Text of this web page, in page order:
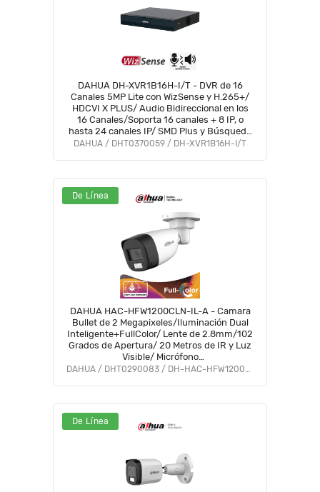
DAHUA DH-XVR1B16H-I/T - DVR de 16
Canales 5MP Lite con WizSense y H.265+/
HDCVI X PLUS/ Audio Bidireccional en los
16 Canales/Soporta 16 canales + 8 IP, o
hasta 24 canales IP/ SMD Plus y Búsqueda
Int. de Humanos y Vehículos/Compatible
DAHUA / DHT0370059 / DH-XVR1B16H-I/T
De Línea
DAHUA HAC-HFW1200CLN-IL-A - Camara
Bullet de 2 Megapixeles/Iluminación Dual
Inteligente+FullColor/ Lente de 2.8mm/102
Grados de Apertura/ 20 Metros de IR y Luz
Visible/ Micrófono
Integrado/IP67/Soporta:CVI/CVBS/AHD/TVI/#VolDH
DAHUA / DHT0290083 / DH-HAC-HFW1200CLN-IL-A
De Línea